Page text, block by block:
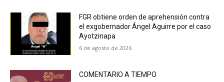
FGR obtiene orden de aprehensión contra
el exgobernador Ángel Aguirre por el caso
Ayotzinapa
6 de agosto de 2026
COMENTARIO A TIEMPO